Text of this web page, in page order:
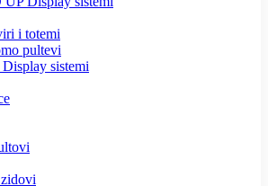
i totemi
pultevi
sistemi